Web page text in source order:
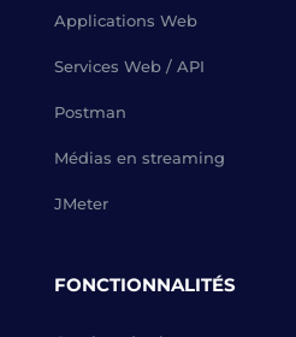
Applications Web
Services Web / API
Postman
Médias en streaming
JMeter
FONCTIONNALITÉS